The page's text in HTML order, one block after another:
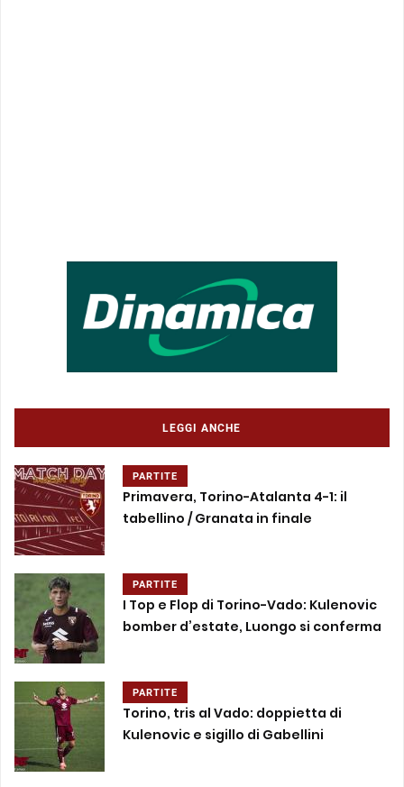
LEGGI ANCHE
PARTITE
Primavera, Torino-Atalanta 4-1: il
tabellino / Granata in finale
PARTITE
I Top e Flop di Torino-Vado: Kulenovic
bomber d’estate, Luongo si conferma
PARTITE
Torino, tris al Vado: doppietta di
Kulenovic e sigillo di Gabellini